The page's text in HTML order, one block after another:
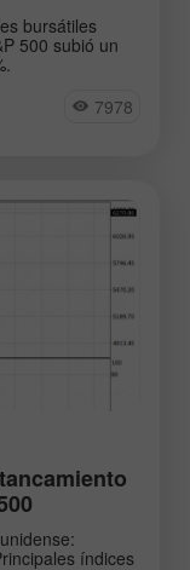
bursátiles
500 subió un
7978
índices